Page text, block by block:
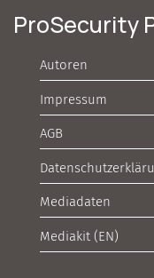
ProSecurity
Autoren
Impressum
AGB
Mediadaten
Mediakit (EN)